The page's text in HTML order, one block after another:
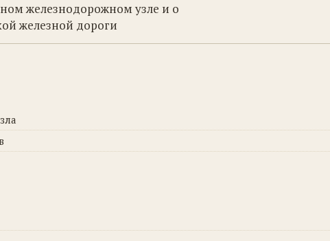
железнодорожном узле и о
железной дороги